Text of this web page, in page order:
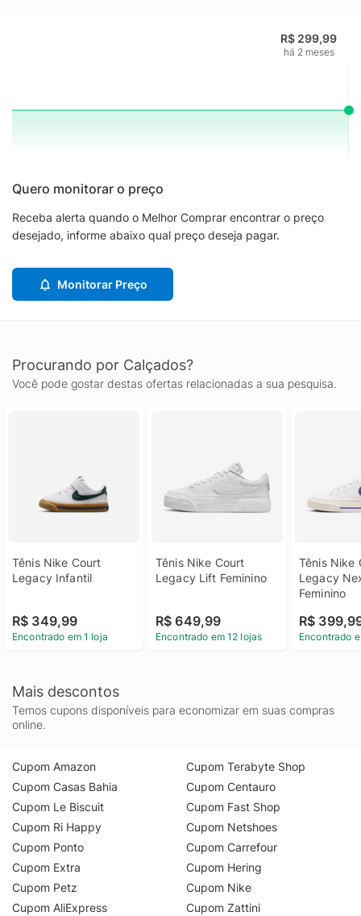
R$ 299,99
há 2 meses
Quero monitorar o preço
Receba alerta quando o Melhor Comprar encontrar o preço
desejado, informe abaixo qual preço deseja pagar.
Monitorar Preço
Procurando por Calçados?
Você pode gostar destas ofertas relacionadas a sua pesquisa.
Tênis Nike Court
Legacy Infantil
R$ 349,99
Encontrado em 1 loja
Tênis Nike Court
Legacy Lift Feminino
R$ 649,99
Encontrado em 12 lojas
Tênis Nike
Legacy
Feminino
R$
Encontrado
Mais descontos
Temos cupons disponíveis para economizar em suas compras
online.
Cupom Amazon
Cupom Casas Bahia
Cupom Le Biscuit
Cupom Ri Happy
Cupom Ponto
Cupom Extra
Cupom Petz
Cupom AliExpress
Cupom Terabyte Shop
Cupom Centauro
Cupom Fast Shop
Cupom Netshoes
Cupom Carrefour
Cupom Hering
Cupom Nike
Cupom Zattini